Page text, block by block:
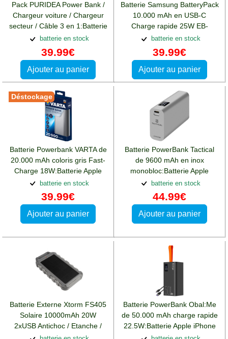
Pack PURIDEA Power Bank /
Chargeur voiture / Chargeur
secteur / Câble 3 en 1:Batterie
Apple iPhone 13 Pro Max
batterie en stock
39.99€
Ajouter au panier
Batterie Samsung BatteryPack
10.000 mAh en USB-C
Charge rapide 25W EB-
P3400XUEGEU:Batterie Apple
iPhone 13 Pro Max
batterie en stock
39.99€
Ajouter au panier
Batterie Powerbank VARTA de
20.000 mAh coloris gris Fast-
Charge 18W:Batterie Apple
iPhone 13 Pro Max
batterie en stock
39.99€
Ajouter au panier
Déstockage
Batterie PowerBank Tactical
de 9600 mAh en inox
monobloc:Batterie Apple
iPhone 13 Pro Max
batterie en stock
44.99€
Ajouter au panier
Batterie Externe Xtorm FS405
Solaire 10000mAh 20W
2xUSB Antichoc / Etanche /
Lampe LED
Batterie PowerBank Obal:Me
de 50.000 mAh charge rapide
22.5W:Batterie Apple iPhone
13 Pro Max